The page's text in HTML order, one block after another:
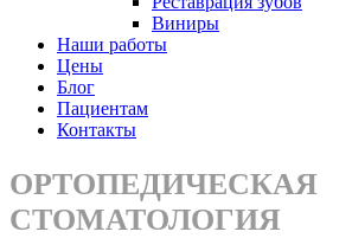
Виниры
Наши работы
Цены
Блог
Пациентам
Контакты
ОРТОПЕДИЧЕСКАЯ
СТОМАТОЛОГИЯ